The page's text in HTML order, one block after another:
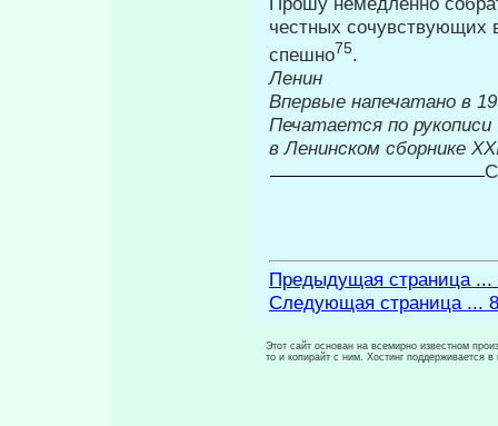
чест­ных сочувствующих
спешно75.
Ленин
Впервые
Печатается по рукописи
в Ленинском сборнике
Предыдущая страница ...
Следующая страница ...
Этот сайт основан на всемирно известном
то и копирайт с ним. Хостинг поддерживается